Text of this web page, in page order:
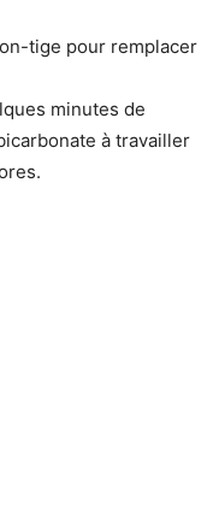
tige pour remplacer
minutes de
à travailler